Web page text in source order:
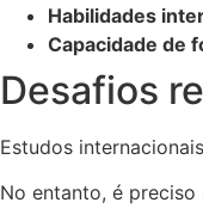
Habilidades
Capacidade de
Desafios
Estudos
No entanto, é